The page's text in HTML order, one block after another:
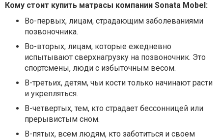
Кому стоит купить матрасы компании Sonata Mobel:
Во-первых, лицам, страдающим заболеваниями
позвоночника.
Во-вторых, лицам, которые ежедневно
испытывают сверхнагрузку на позвоночник. Это
спортсмены, люди с избыточным весом.
В-третьих, детям, чьи кости только начинают расти
и укрепляться.
В-четвертых, тем, кто страдает бессонницей или
прерывистым сном.
В-пятых, всем людям, кто заботиться и своем